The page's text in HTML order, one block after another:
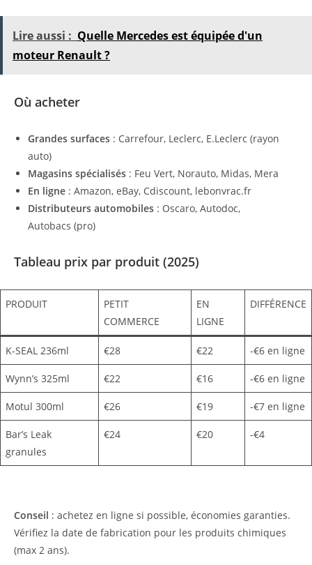
Lire aussi : Quelle Mercedes est équipée d'un
moteur Renault ?
Où acheter
Grandes surfaces : Carrefour, Leclerc, E.Leclerc (rayon
auto)
Magasins spécialisés : Feu Vert, Norauto, Midas, Mera
En ligne : Amazon, eBay, Cdiscount, lebonvrac.fr
Distributeurs automobiles : Oscaro, Autodoc,
Autobacs (pro)
Tableau prix par produit (2025)
PRODUIT
PETIT
COMMERCE
EN
LIGNE
DIFFÉRENCE
K-SEAL 236ml €28 €22 -€6 en ligne
Wynn’s 325ml €22 €16 -€6 en ligne
Motul 300ml €26 €19 -€7 en ligne
Bar’s Leak
granules
€24 €20 -€4
Conseil : achetez en ligne si possible, économies garanties.
Vérifiez la date de fabrication pour les produits chimiques
(max 2 ans).